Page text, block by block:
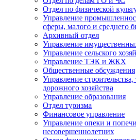
Отдел по физической
Управление
сферы, малого и среднего
Архивный отдел
Управление
Управление сельского
Управление ТЭК и ЖКХ
Общественные обсуждения
Управление строительства,
дорожного хозяйства
Управление образования
Отдел туризма
Финансовое управление
Управление опеки и
несовершеннолетних